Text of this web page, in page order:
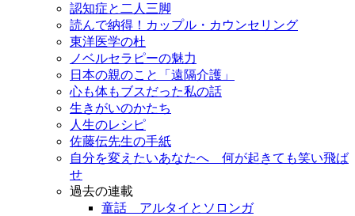
認知症と二人三脚
読んで納得！カップル・カウンセリング
東洋医学の杜
ノベルセラピーの魅力
日本の親のこと「遠隔介護」
心も体もブスだった私の話
生きがいのかたち
人生のレシピ
佐藤伝先生の手紙
自分を変えたいあなたへ 何が起きても笑い飛ば
せ
過去の連載
童話 アルタイとソロンガ